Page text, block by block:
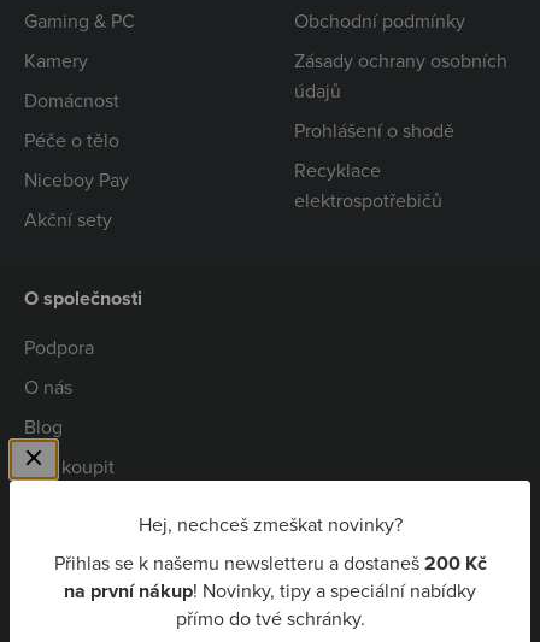
Hej, nechceš zmeškat novinky?
Přihlas se k našemu newsletteru a dostaneš200 Kč
na první nákup! Novinky, tipy a speciální nabídky
přímo do tvé schránky.
Gaming & PC
Kamery
Domácnost
Péče o tělo
Niceboy Pay
Akční sety
Obchodní podmínky
Zásady ochrany osobních
údajů
Prohlášení o shodě
Recyklace
elektrospotřebičů
O společnosti
Podpora
O nás
Blog
Kde koupit
Niceboy Pay